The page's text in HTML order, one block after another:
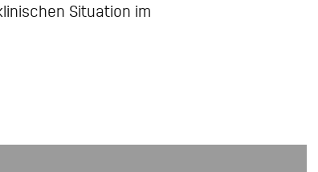
Situation im